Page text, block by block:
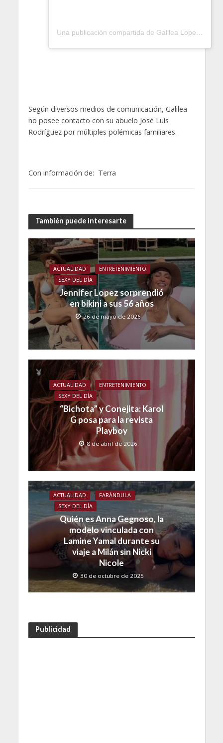
Una publicación compartida de Galilea Lopez Morillo 🕊 (@galilealopezmorillo_)
Según diversos medios de comunicación, Galilea
no posee contacto con su abuelo José Luis
Rodríguez por múltiples polémicas familiares.
Con información de: Terra
También puede interesarte
ACTUALIDAD
ENTRETENIMIENTO
SEXY DEL DÍA
Jennifer Lopez sorprendió
en bikini a sus 56 años
26 de mayo de 2026
ACTUALIDAD
ENTRETENIMIENTO
SEXY DEL DÍA
“Bichota” y Conejita: Karol
G posa para la revista
Playboy
8 de abril de 2026
ACTUALIDAD
FARÁNDULA
SEXY DEL DÍA
Quién es Anna Gegnoso, la
modelo vinculada con
Lamine Yamal durante su
viaje a Milán sin Nicki
Nicole
30 de octubre de 2025
Publicidad